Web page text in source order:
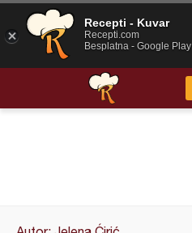
Recepti - Kuvar
Recepti.com
Besplatna - Google Play